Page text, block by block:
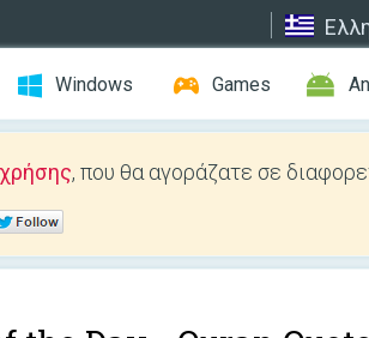
Windows Games
, που θα αγοράζατε σε